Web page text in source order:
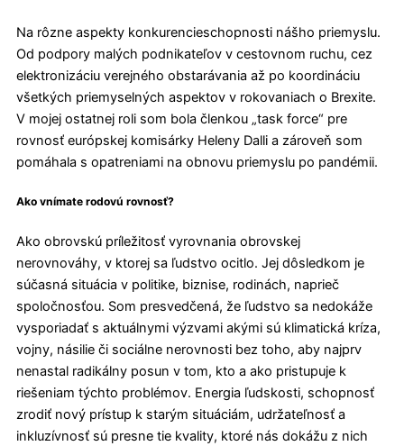
Na rôzne aspekty konkurencieschopnosti nášho priemyslu.
Od podpory malých podnikateľov v cestovnom ruchu, cez
elektronizáciu verejného obstarávania až po koordináciu
všetkých priemyselných aspektov v rokovaniach o Brexite.
V mojej ostatnej roli som bola členkou „task force“ pre
rovnosť európskej komisárky Heleny Dalli a zároveň som
pomáhala s opatreniami na obnovu priemyslu po pandémii.
Ako vnímate rodovú rovnosť?
Ako obrovskú príležitosť vyrovnania obrovskej
nerovnováhy, v ktorej sa ľudstvo ocitlo. Jej dôsledkom je
súčasná situácia v politike, biznise, rodinách, naprieč
spoločnosťou. Som presvedčená, že ľudstvo sa nedokáže
vysporiadať s aktuálnymi výzvami akými sú klimatická kríza,
vojny, násilie či sociálne nerovnosti bez toho, aby najprv
nenastal radikálny posun v tom, kto a ako pristupuje k
riešeniam týchto problémov. Energia ľudskosti, schopnosť
zrodiť nový prístup k starým situáciám, udržateľnosť a
inkluzívnosť sú presne tie kvality, ktoré nás dokážu z nich